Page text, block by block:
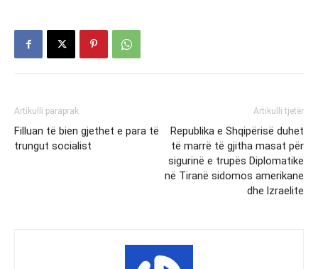
Artikulli paraprak
Filluan të bien gjethet e para të
trungut socialist
Artikulli tjetër
Republika e Shqipërisë duhet
të marrë të gjitha masat për
sigurinë e trupës Diplomatike
në Tiranë sidomos amerikane
dhe lzraelite